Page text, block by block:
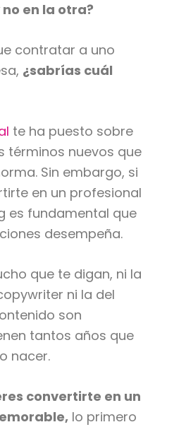
en la otra?
contratar a uno
¿sabrías cuál
te ha puesto sobre
términos nuevos que
Sin embargo, si
en un profesional
es fundamental que
desempeña.
que te digan, ni la
ni la del
son
tantos años que
nacer.
convertirte en un
lo primero